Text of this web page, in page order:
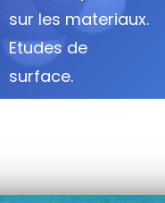
sur les materiaux.
Etudes de
surface.